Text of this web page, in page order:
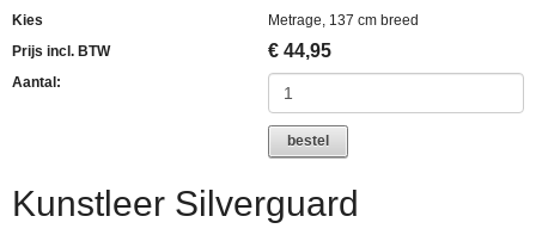
Kies
Metrage, 137 cm breed
Prijs incl. BTW
€ 44,95
Aantal:
bestel
Kunstleer Silverguard